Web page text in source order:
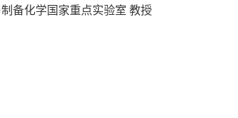
备化学国家重点实验室 教授